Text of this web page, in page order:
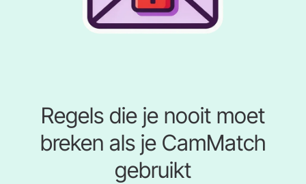
Regels die je nooit moet
breken als je CamMatch
gebruikt